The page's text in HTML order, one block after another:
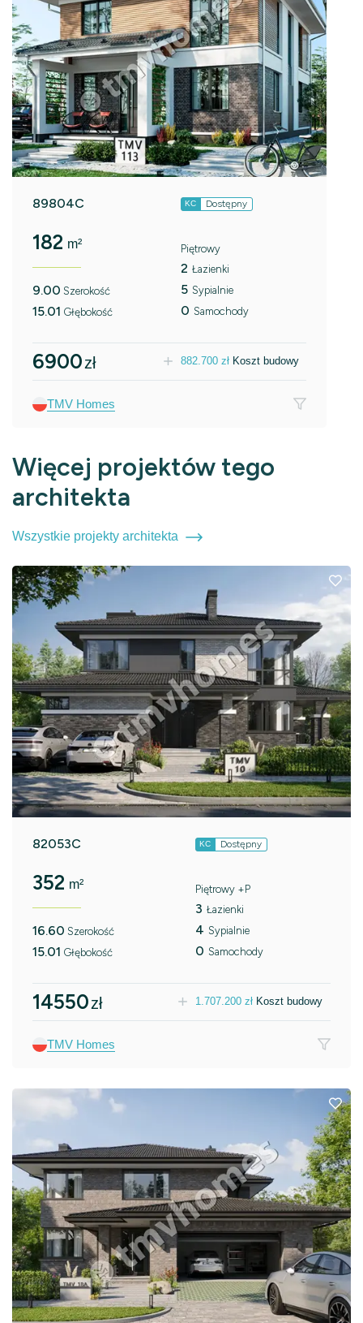
89804C KC Dostępny
182 m²
9.00 Szerokość
15.01 Głębokość
Piętrowy
2 Łazienki
5 Sypialnie
0 Samochody
6900zł 882.700 zł Koszt budowy
TMV Homes
Więcej projektów tego
architekta
Wszystkie projekty architekta
82053C KC Dostępny
352 m²
16.60 Szerokość
15.01 Głębokość
Piętrowy +P
3 Łazienki
4 Sypialnie
0 Samochody
14550zł 1.707.200 zł Koszt budowy
TMV Homes